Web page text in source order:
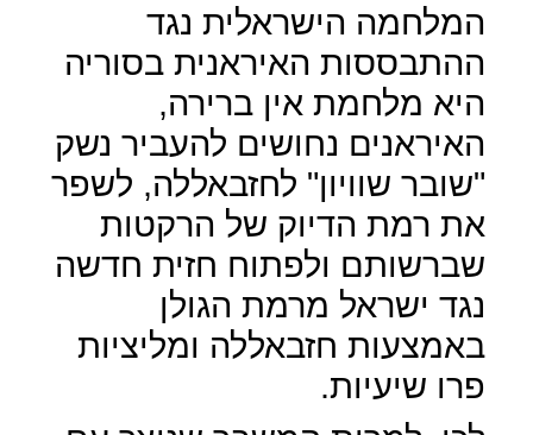
המלחמה הישראלית נגד
ההתבססות האיראנית בסוריה
היא מלחמת אין ברירה,
האיראנים נחושים להעביר נשק
"שובר שוויון" לחזבאללה, לשפר
את רמת הדיוק של הרקטות
שברשותם ולפתוח חזית חדשה
נגד ישראל מרמת הגולן
באמצעות חזבאללה ומליציות
פרו שיעיות.